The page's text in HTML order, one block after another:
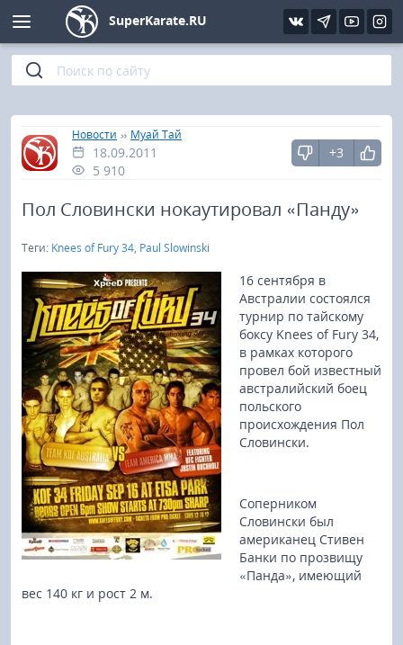
SuperKarate.RU
Главная
»
Новости » Муай Тай
18.09.2011
5 910
+3
Пол Словински нокаутировал «Панду»
Теги: Knees of Fury 34, Paul Slowinski
16 сентября в
Австралии состоялся
турнир по тайскому
боксу Knees of Fury 34,
в рамках которого
провел бой известный
австралийский боец
польского
происхождения Пол
Словински.
Соперником
Словински был
американец Стивен
Банки по прозвищу
«Панда», имеющий
вес 140 кг и рост 2 м.
Киокушинкай
Кёкусин (IFK)
Шинкиокушинкай
Кекусин-кан
Кикбоксинг и K-1
Бокс
UFC и MMA
Муай тай
Фото
Видео
Интервью
Статьи
Уроки каратэ
Файлы
Библиотека